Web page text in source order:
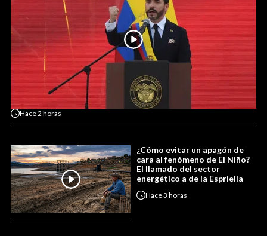
Hace2 horas
¿Cómo evitar un apagón de
cara al fenómeno de El Niño?
El llamado del sector
energético a de la Espriella
Hace3 horas